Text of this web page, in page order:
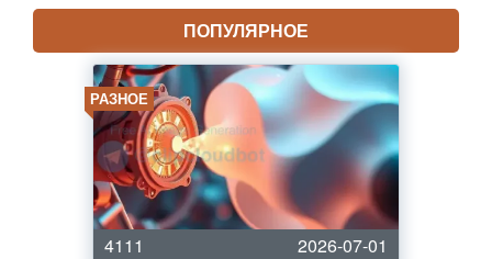
ПОПУЛЯРНОЕ
РАЗНОЕ
4111
2026-07-01